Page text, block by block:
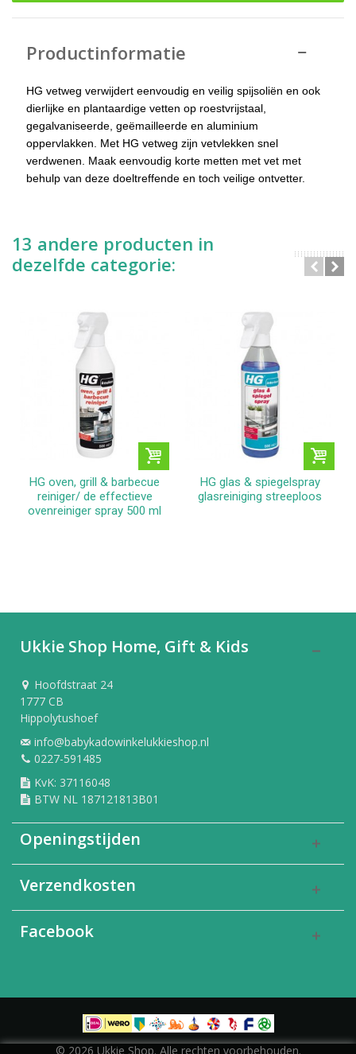
Productinformatie
HG vetweg verwijdert eenvoudig en veilig spijsoliën en ook
dierlijke en plantaardige vetten op roestvrijstaal,
gegalvaniseerde, geëmailleerde en aluminium
oppervlakken. Met HG vetweg zijn vetvlekken snel
verdwenen. Maak eenvoudig korte metten met vet met
behulp van deze doeltreffende en toch veilige ontvetter.
13 andere producten in
dezelfde categorie:
HG oven, grill & barbecue
reiniger/ de effectieve
ovenreiniger spray 500 ml
HG glas & spiegelspray
glasreiniging streeploos
Ukkie Shop Home, Gift & Kids
Hoofdstraat 24
1777 CB
Hippolytushoef
info@babykadowinkelukkieshop.nl
0227-591485
KvK: 37116048
BTW NL 187121813B01
Openingstijden
Verzendkosten
Facebook
© 2026 Ukkie Shop. Alle rechten voorbehouden.